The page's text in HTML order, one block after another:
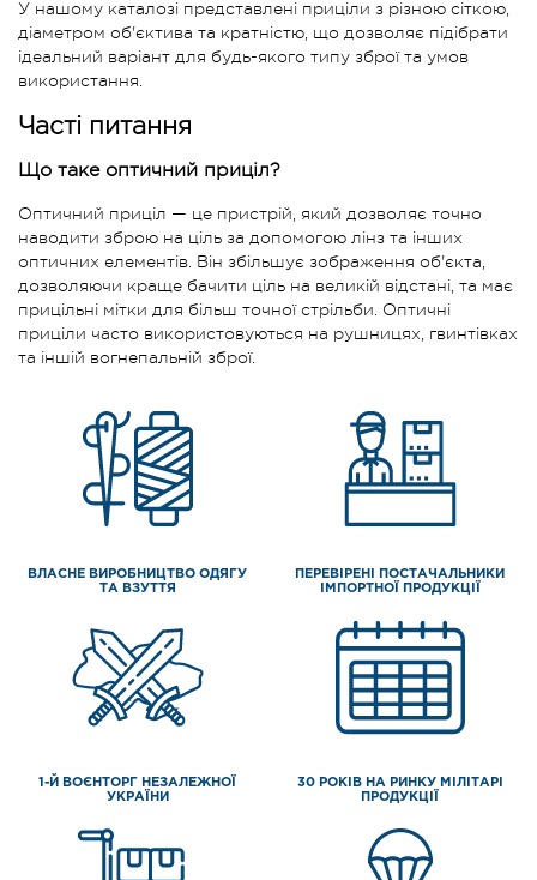
У нашому каталозі представлені приціли з різною сіткою,
діаметром об'єктива та кратністю, що дозволяє підібрати
ідеальний варіант для будь-якого типу зброї та умов
використання.
Часті питання
Що таке оптичний приціл?
Оптичний приціл — це пристрій, який дозволяє точно
наводити зброю на ціль за допомогою лінз та інших
оптичних елементів. Він збільшує зображення об'єкта,
дозволяючи краще бачити ціль на великій відстані, та має
прицільні мітки для більш точної стрільби. Оптичні
приціли часто використовуються на рушницях, гвинтівках
та іншій вогнепальній зброї.
ВЛАСНЕ ВИРОБНИЦТВО ОДЯГУ
ТА ВЗУТТЯ
ПЕРЕВІРЕНІ ПОСТАЧАЛЬНИКИ
ІМПОРТНОЇ ПРОДУКЦІЇ
1-Й ВОЄНТОРГ НЕЗАЛЕЖНОЇ
УКРАЇНИ
30 РОКІВ НА РИНКУ МІЛІТАРІ
ПРОДУКЦІЇ